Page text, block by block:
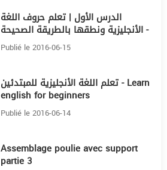
الدرس الأول | تعلم حروف اللغة
الأنجليزية ونطقها بالطريقة الصحيحة -
Learn the alphabet
Publié le 2016-06-15
تعلم اللغة الأنجليزية للمبتدئين - Learn
english for beginners
Publié le 2016-06-14
Assemblage poulie avec support
partie 3